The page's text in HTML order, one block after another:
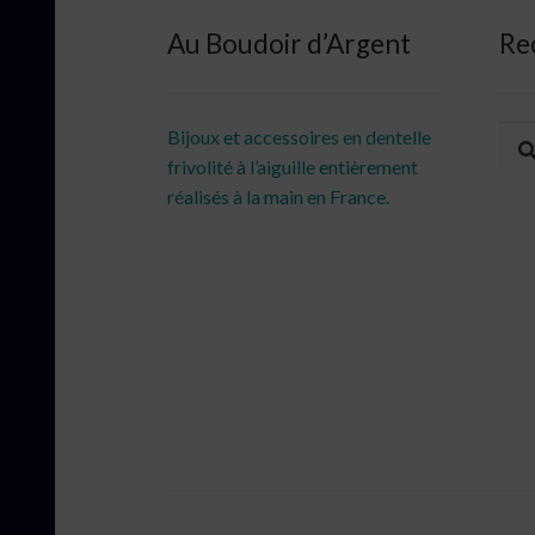
Au Boudoir d’Argent
Bijoux et accessoires en dentelle
frivolité à l’aiguille entièrement
réalisés à la main en France.
pour